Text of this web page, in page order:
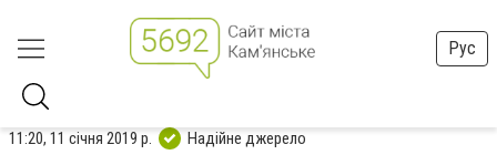
Рус
11:20, 11 січня 2019 р. Надійне джерело